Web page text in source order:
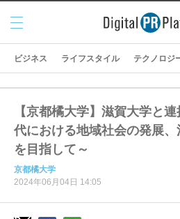
メニ
ュー
ビジネス ライフスタイル テクノロジ
【京都橘大学】滋賀大学と
代における地域社会の発展
を目指して～
京都橘大学
2024年06月04日 14:05